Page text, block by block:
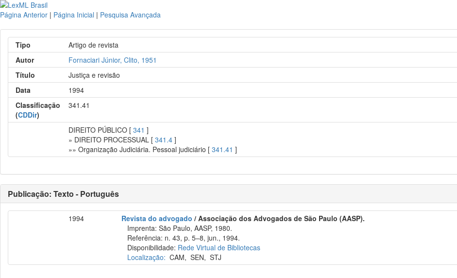
Página Anterior | Página Inicial | Pesquisa Avançada
Tipo
Artigo de revista
Autor
Fornaciari Júnior, Clito, 1951
Título
Justiça e revisão
Data
1994
Classificação
(CDDir)
341.41
DIREITO PÚBLICO [341 ]
» DIREITO PROCESSUAL [341.4 ]
»» Organização Judiciária. Pessoal judiciário [341.41 ]
Publicação: Texto - Português
1994 Revista do advogado / Associação dos Advogados de São Paulo (AASP).
Imprenta: São Paulo, AASP, 1980.
Referência: n. 43, p. 5–8, jun., 1994.
Disponibilidade: Rede Virtual de Bibliotecas
Localização: CAM,SEN,STJ